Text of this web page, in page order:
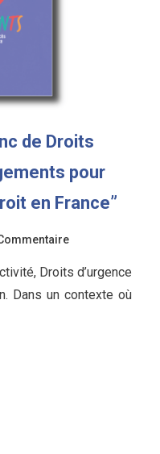
de Droits
pour
en France”
Droits d’urgence
Dans un contexte où